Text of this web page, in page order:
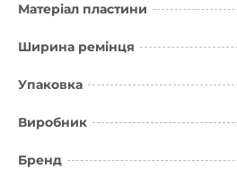
Матеріал пластини
Ширина ремінця
Упаковка
Виробник
Бренд